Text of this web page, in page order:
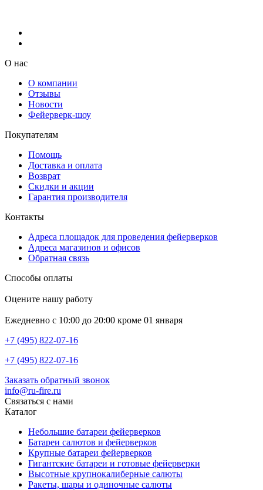
О нас
О компании
Отзывы
Новости
Фейерверк-шоу
Покупателям
Помощь
Доставка и оплата
Возврат
Скидки и акции
Гарантия производителя
Контакты
Адреса площадок для проведения фейерверков
Адреса магазинов и офисов
Обратная связь
Способы оплаты
Оцените нашу работу
Ежедневно с 10:00 до 20:00 кроме 01 января
+7 (495) 822-07-16
+7 (495) 822-07-16
Заказать обратный звонок
info@ru-fire.ru
Связаться с нами
Каталог
Небольшие батареи фейерверков
Батареи салютов и фейерверков
Крупные батареи фейерверков
Гигантские батареи и готовые фейерверки
Высотные крупнокалиберные салюты
Ракеты, шары и одиночные салюты